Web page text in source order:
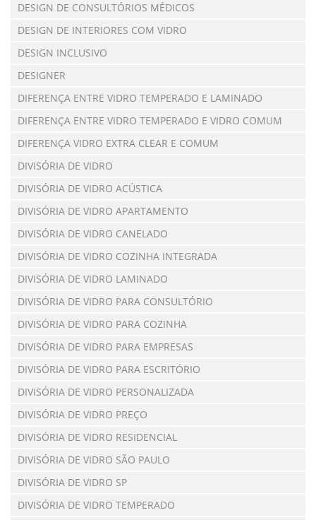
DESIGN DE CONSULTÓRIOS MÉDICOS
DESIGN DE INTERIORES COM VIDRO
DESIGN INCLUSIVO
DESIGNER
DIFERENÇA ENTRE VIDRO TEMPERADO E LAMINADO
DIFERENÇA ENTRE VIDRO TEMPERADO E VIDRO COMUM
DIFERENÇA VIDRO EXTRA CLEAR E COMUM
DIVISÓRIA DE VIDRO
DIVISÓRIA DE VIDRO ACÚSTICA
DIVISÓRIA DE VIDRO APARTAMENTO
DIVISÓRIA DE VIDRO CANELADO
DIVISÓRIA DE VIDRO COZINHA INTEGRADA
DIVISÓRIA DE VIDRO LAMINADO
DIVISÓRIA DE VIDRO PARA CONSULTÓRIO
DIVISÓRIA DE VIDRO PARA COZINHA
DIVISÓRIA DE VIDRO PARA EMPRESAS
DIVISÓRIA DE VIDRO PARA ESCRITÓRIO
DIVISÓRIA DE VIDRO PERSONALIZADA
DIVISÓRIA DE VIDRO PREÇO
DIVISÓRIA DE VIDRO RESIDENCIAL
DIVISÓRIA DE VIDRO SÃO PAULO
DIVISÓRIA DE VIDRO SP
DIVISÓRIA DE VIDRO TEMPERADO